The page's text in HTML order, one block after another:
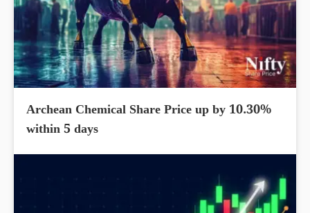
Archean Chemical Share Price up by 10.30%
within 5 days